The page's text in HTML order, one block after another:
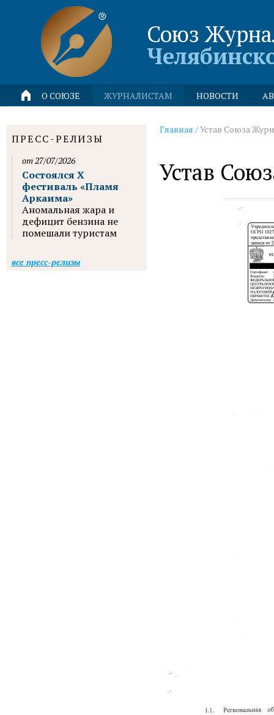
Союз
О СОЮЗЕ ЖУРНАЛИСТАМ НОВОСТИ
Главная /Устав Союза
Устав
ПРЕСС-РЕЛИЗЫ
от 27/07/2026
Состоялся X
фестиваль «Пламя
Аркаима»
Аномальная жара и
дефицит бензина не
помешали туристам
все пресс-релизы